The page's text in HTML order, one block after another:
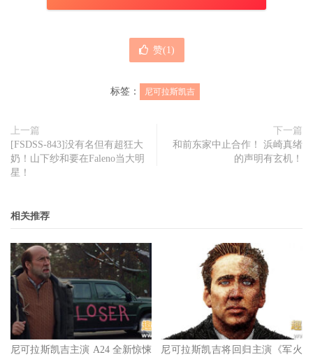
发生口角还差点发生肢体冲突，由于他满脸胡子未刮，还光
脚坐在沙发上，被服务生当做来闹事的流浪汉，堂堂影帝沦
落这种下场，令人不胜唏嘘。
从票房保证的影帝，变成被媒体称为负债烂片王的尼可拉斯
凯吉，虽然一度低潮落魄，但也没有因此丧志，先前接受杂
赞(1)
标签： 尼可拉斯凯吉
上一篇
[FSDSS-843]没有名但有超狂大
奶！山下纱和要在Faleno当大明
星！
下一篇
和前东家中止合作！ 浜崎真绪
的声明有玄机！
相关推荐
尼可拉斯凯吉主演 A24 全新惊悚
尼可拉斯凯吉将回归主演《军火